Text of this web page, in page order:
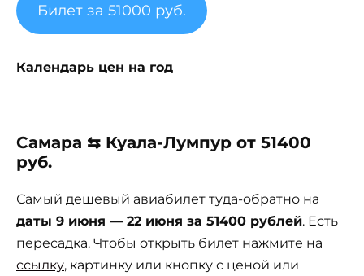
Билет за 51000 руб.
Календарь цен на год
Самара ⇆ Куала-Лумпур от 51400
руб.
Самый дешевый авиабилет туда-обратно на
даты 9 июня — 22 июня за 51400 рублей. Есть
пересадка. Чтобы открыть билет нажмите на
ссылку, картинку или кнопку с ценой или